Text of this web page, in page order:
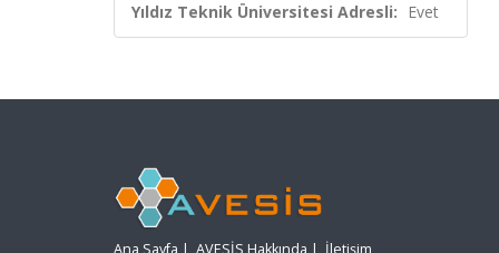
Yıldız Teknik Üniversitesi Adresli: Evet
Ana Sayfa | AVESİS Hakkında | İletişim